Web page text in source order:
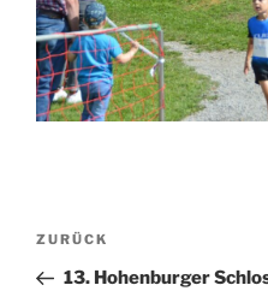
Beitragsnavigation
Vorheriger
Beitrag
ZURÜCK
13. Hohenburger